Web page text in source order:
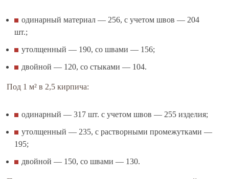
одинарный материал — 256, с учетом швов — 204
шт.;
утолщенный — 190, со швами — 156;
двойной — 120, со стыками — 104.
Под 1 м² в 2,5 кирпича:
одинарный — 317 шт. с учетом швов — 255 изделия;
утолщенный — 235, с растворными промежутками —
195;
двойной — 150, со швами — 130.